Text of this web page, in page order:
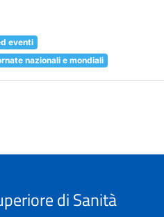
eventi
nazionali e mondiali
di Sanità